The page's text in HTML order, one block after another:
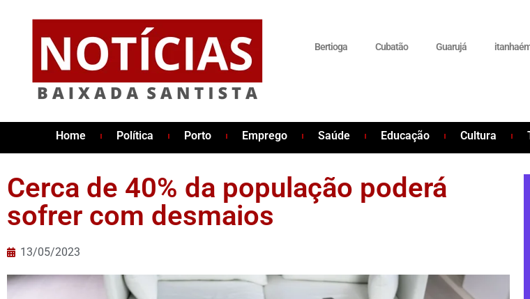
Bertioga Cubatão Guarujá
Home Política Porto Emprego Saúde Educação Cultura
Cerca de 40% da população poderá
sofrer com desmaios
13/05/2023